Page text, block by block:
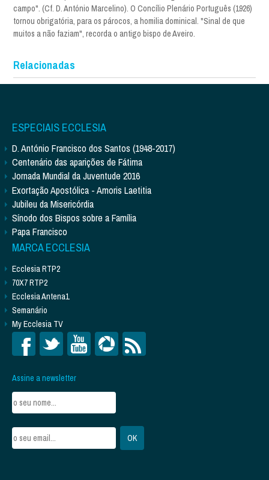
campo". (Cf. D. António Marcelino). O Concílio Plenário Português (1926)
tornou obrigatória, para os párocos, a homilia dominical. "Sinal de que
muitos a não faziam", recorda o antigo bispo de Aveiro.
Relacionadas
ESPECIAIS ECCLESIA
D. António Francisco dos Santos (1948-2017)
Centenário das aparições de Fátima
Jornada Mundial da Juventude 2016
Exortação Apostólica - Amoris Laetitia
Jubileu da Misericórdia
Sínodo dos Bispos sobre a Família
Papa Francisco
MARCA ECCLESIA
Ecclesia RTP2
70X7 RTP2
Ecclesia Antena1
Semanário
My Ecclesia TV
Assine a newsletter